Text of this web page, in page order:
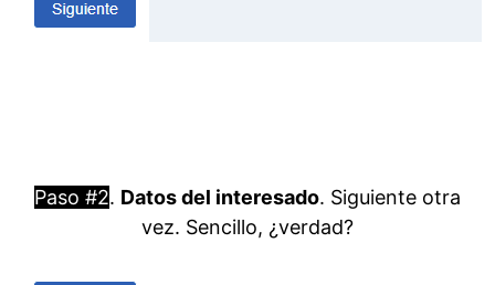
Paso #2. Datos del interesado. Siguiente otra
vez. Sencillo, ¿verdad?